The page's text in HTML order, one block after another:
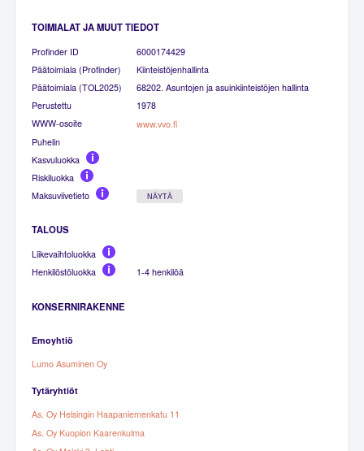
TOIMIALAT JA MUUT TIEDOT
Profinder ID
6000174429
Päätoimiala (Profinder)
Kiinteistöjenhallinta
Päätoimiala (TOL2025)
68202. Asuntojen ja asuinkiinteistöjen hallinta
Perustettu
1978
WWW-osoite
www.vvo.fi
Puhelin
Kasvuluokka
Riskiluokka
Maksuviivetieto
NÄYTÄ
TALOUS
Liikevaihtoluokka
Henkilöstöluokka
1-4 henkilöä
KONSERNIRAKENNE
Emoyhtiö
Lumo Asuminen Oy
Tytäryhtiöt
As. Oy Helsingin Haapaniemenkatu 11
As. Oy Kuopion Kaarenkulma